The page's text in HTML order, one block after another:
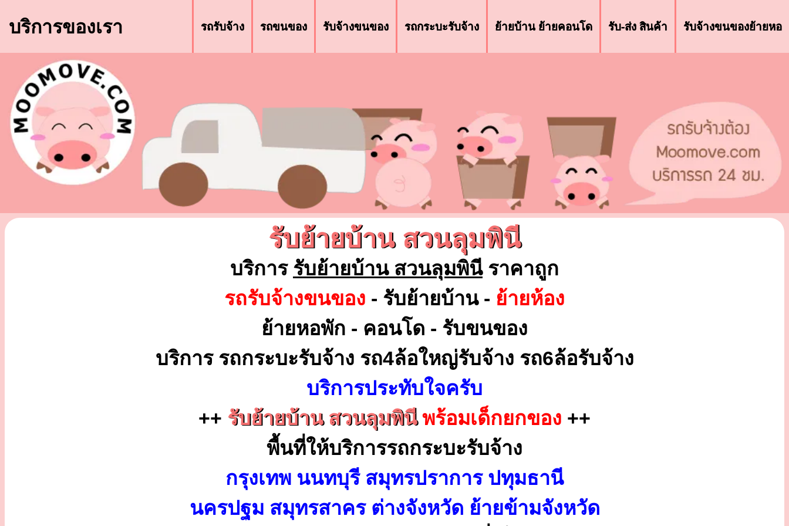
บริการของเรา รถรับจ้าง รถขนของ รับจ้างขนของ รถกระบะรับจ้าง ย้ายบ้าน ย้ายคอนโด รับ-ส่ง สินค้า รับจ้างขนของย้ายหอ
รับย้ายบ้าน สวนลุมพินี
บริการ รับย้ายบ้าน สวนลุมพินีราคาถูก
รถรับจ้างขนของ - รับย้ายบ้าน - ย้ายห้อง
ย้ายหอพัก - คอนโด - รับขนของ
บริการ รถกระบะรับจ้าง รถ4ล้อใหญ่รับจ้าง รถ6ล้อรับจ้าง
บริการประทับใจครับ
++ รับย้ายบ้าน สวนลุมพินีพร้อมเด็กยกของ ++
พื้นที่ให้บริการรถกระบะรับจ้าง
กรุงเทพ นนทบุรี สมุทรปราการ ปทุมธานี
นครปฐม สมุทรสาคร ต่างจังหวัด ย้ายข้ามจังหวัด